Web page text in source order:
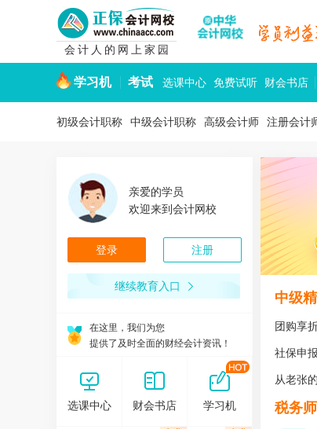
会计人的网上家园
学习机 考试 选课中心 免费试听 财会书店
初级会计职称 中级会计职称 高级会计师 注册会计
亲爱的学员
欢迎来到会计网校
登录 注册
继续教育入口
在这里，我们为您
创造可以自由发挥的会计人网上家园！
在这里，我们为您
在这里，我们为您
提供了及时全面的财经会计资讯！
创造可以自由发挥的会计人网上家园！
在这里，我们为您
设计了各层次的会计教育和培训课程！
选课中心 财会书店 学习机
中级
团购享
社保申
从老张
税务